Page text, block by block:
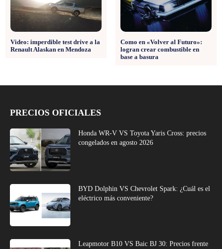
Video: imperdible test drive a la
Renault Alaskan en Mendoza
Como en «Volver al Futuro»:
logran crear combustible en
base a basura
PRECIOS OFICIALES
Honda WR-V VS Toyota Yaris Cross: precios
congelados en agosto 2026
BYD Dolphin VS Chevrolet Spark: ¿Cuál es el
eléctrico más conveniente?
Leapmotor B10 VS Baic BJ 30: Precios frente